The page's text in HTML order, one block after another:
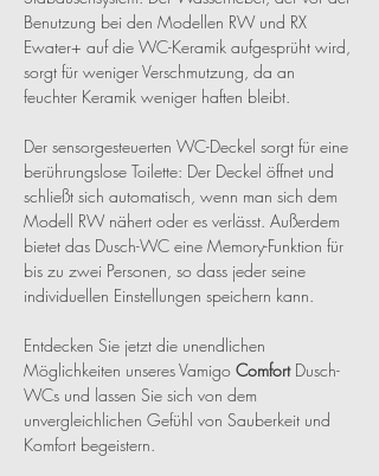
Benutzung bei den Modellen RW und RX
Ewater+ auf die WC-Keramik aufgesprüht wird,
sorgt für weniger Verschmutzung, da an
feuchter Keramik weniger haften bleibt.
Der sensorgesteuerten WC-Deckel sorgt für eine
berührungslose Toilette: Der Deckel öffnet und
schließt sich automatisch, wenn man sich dem
Modell RW nähert oder es verlässt. Außerdem
bietet das Dusch-WC eine Memory-Funktion für
bis zu zwei Personen, so dass jeder seine
individuellen Einstellungen speichern kann.
Entdecken Sie jetzt die unendlichen
Möglichkeiten unseres Vamigo Comfort Dusch-
WCs und lassen Sie sich von dem
unvergleichlichen Gefühl von Sauberkeit und
Komfort begeistern.